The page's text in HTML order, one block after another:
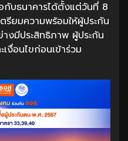
กับธนาคารได้ตั้งแต่วันที่ 8
รียมความพร้อมให้ผู้ประกัน
งมีประสิทธิภาพ ผู้ประกัน
อนไขก่อนเข้าร่วม